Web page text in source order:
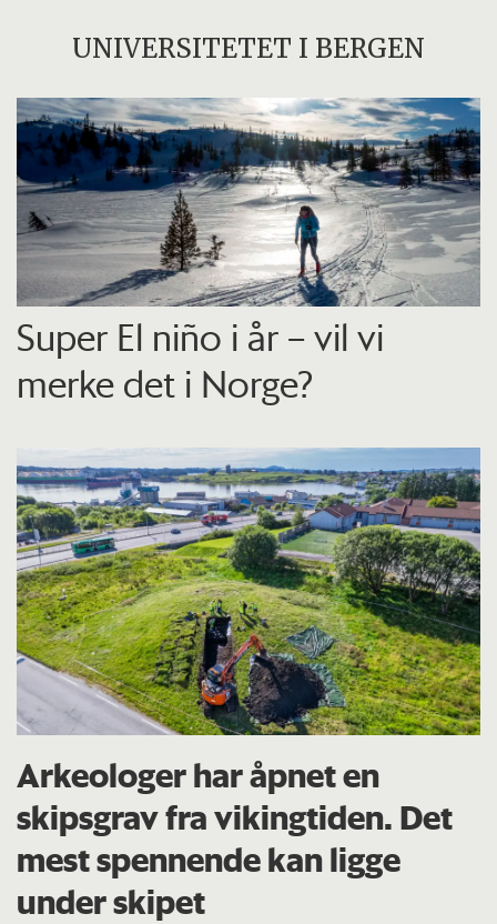
UNIVERSITETET I BERGEN
Super El niño i år – vil vi
merke det i Norge?
Arkeologer har åpnet en
skipsgrav fra vikingtiden. Det
mest spennende kan ligge
under skipet